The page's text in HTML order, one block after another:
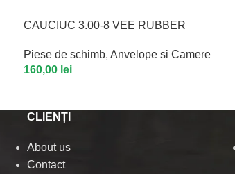
CAUCIUC 3.00-8 VEE RUBBER
Piese de schimb, Anvelope si Camere
160,00 lei
CLIENȚI
About us
Contact